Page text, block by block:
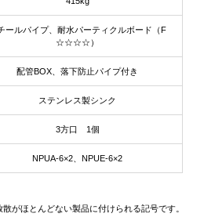
ールパイプ、耐水パーティクルボード（F
☆☆☆☆）
配管BOX、落下防止パイプ付き
ステンレス製シンク
3方口 1個
NPUA-6×2、NPUE-6×2
ほとんどない製品に付けられる記号です。